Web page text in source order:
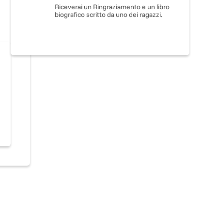
Riceverai un Ringraziamento e un libro
biografico scritto da uno dei ragazzi.